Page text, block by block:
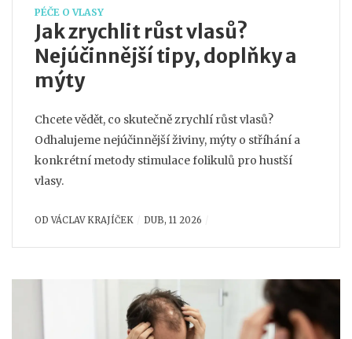
PÉČE O VLASY
Jak zrychlit růst vlasů?
Nejúčinnější tipy, doplňky a
mýty
Chcete vědět, co skutečně zrychlí růst vlasů?
Odhalujeme nejúčinnější živiny, mýty o stříhání a
konkrétní metody stimulace folikulů pro hustší
vlasy.
ODVÁCLAV KRAJÍČEK DUB, 11 2026